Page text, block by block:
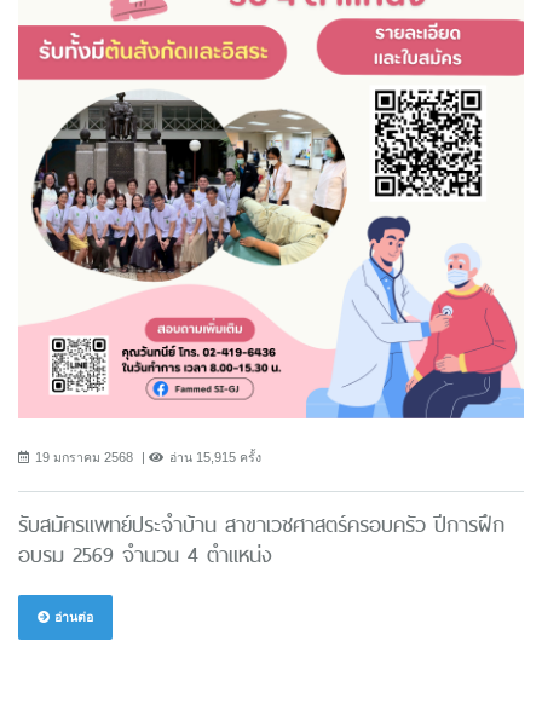
19 มกราคม 2568 อ่าน 15,915 ครั้ง
รับสมัครแพทย์ประจำบ้าน สาขาเวชศาสตร์ครอบครัว ปีการฝึก
อบรม 2569 จำนวน 4 ตำแหน่ง
อ่านต่อ